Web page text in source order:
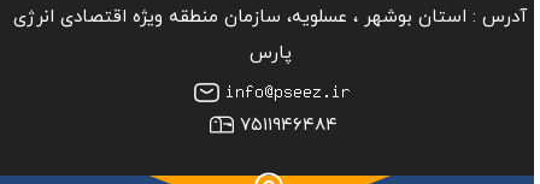
آدرس : استان بوشهر ‏، عسلویه، سازمان منطقه ویژه اقتصادی انرژی
پارس
۷۵۱۱۹۴۶۴۸۴